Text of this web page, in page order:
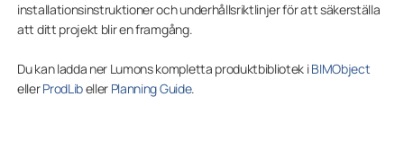
installationsinstruktioner och underhållsriktlinjer för att säkerställa
att ditt projekt blir en framgång.
Du kan ladda ner Lumons kompletta produktbibliotek iBIMObject
ellerProdLibeller Planning Guide.